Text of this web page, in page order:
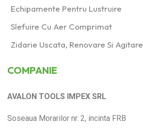
Echipamente Pentru Lustruire
Slefuire Cu Aer Comprimat
Zidarie Uscata, Renovare Si Agitare
COMPANIE
AVALON TOOLS IMPEX SRL
Soseaua Morarilor nr. 2, incinta FRB